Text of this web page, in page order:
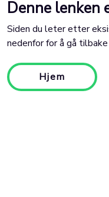
Denne lenken
Siden du leter etter
nedenfor for å gå
Hjem